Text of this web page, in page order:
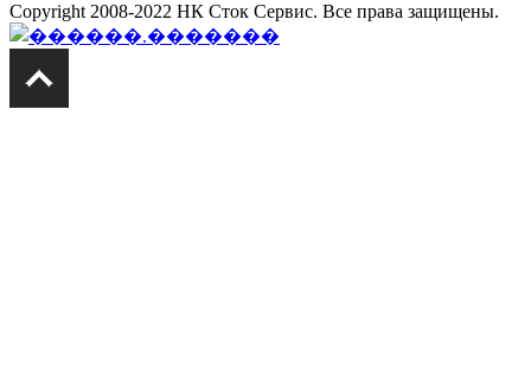
Copyright 2008-2022 НК Сток Сервис. Все права защищены.